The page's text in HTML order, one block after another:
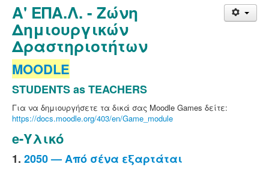
e-Μαθήματα
MOODLE & e-Class
e-Learning ΥΠΟΣΤΗΡΙΞΗ & ΑΣΦΑΛΕΙΑ
ΜΑΘΗΤΕΙΑ
Α' ΕΠΑ.Λ. - Ζώνη
Δημιουργικών
Δραστηριοτήτων
MOODLE
STUDENTS as TEACHERS
Για να δημιουργήσετε τα δικά σας Moodle Games δείτε:
https://docs.moodle.org/403/en/Game_module
e-Υλικό
1. 2050 — Από σένα εξαρτάται